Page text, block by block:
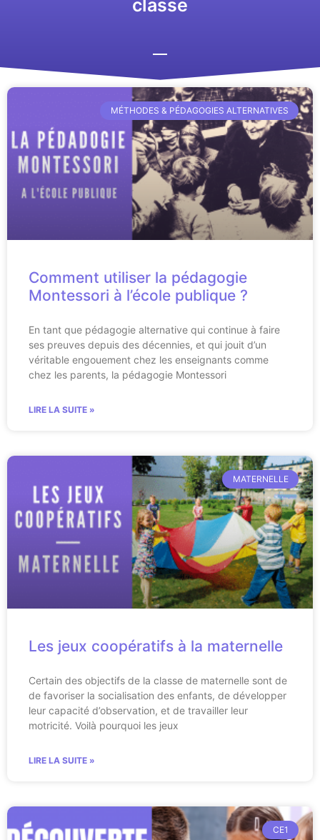
classe
MÉTHODES & PÉDAGOGIES ALTERNATIVES
Comment utiliser la pédagogie
Montessori à l’école publique ?
En tant que pédagogie alternative qui continue à faire
ses preuves depuis des décennies, et qui jouit d’un
véritable engouement chez les enseignants comme
chez les parents, la pédagogie Montessori
LIRE LA SUITE »
MATERNELLE
Les jeux coopératifs à la maternelle
Certain des objectifs de la classe de maternelle sont de
de favoriser la socialisation des enfants, de développer
leur capacité d’observation, et de travailler leur
motricité. Voilà pourquoi les jeux
LIRE LA SUITE »
CE1